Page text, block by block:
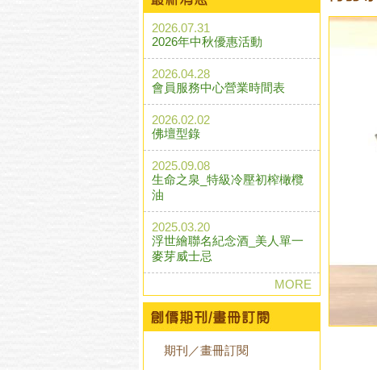
2026.07.31
2026年中秋優惠活動
2026.04.28
會員服務中心營業時間表
2026.02.02
佛壇型錄
2025.09.08
生命之泉_特級冷壓初榨橄欖
油
2025.03.20
浮世繪聯名紀念酒_美人單一
麥芽威士忌
MORE
期刊／畫冊訂閱